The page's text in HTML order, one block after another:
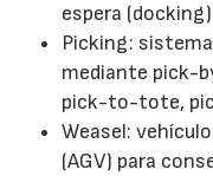
espera
Picking:
mediante pick-
pick-to-tote,
Weasel:
(AGV) para